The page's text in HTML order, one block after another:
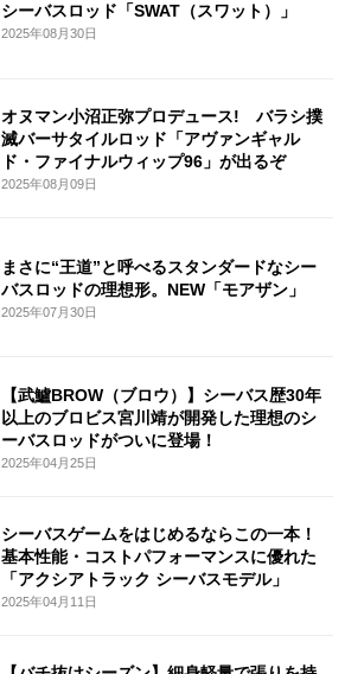
シーバスロッド「SWAT（スワット）」
2025年08月30日
オヌマン小沼正弥プロデュース! バラシ撲
滅バーサタイルロッド「アヴァンギャル
ド・ファイナルウィップ96」が出るぞ
2025年08月09日
まさに“王道”と呼べるスタンダードなシー
バスロッドの理想形。NEW「モアザン」
2025年07月30日
【武鱸BROW（ブロウ）】シーバス歴30年
以上のブロビス宮川靖が開発した理想のシ
ーバスロッドがついに登場！
2025年04月25日
シーバスゲームをはじめるならこの一本！
基本性能・コストパフォーマンスに優れた
「アクシアトラック シーバスモデル」
2025年04月11日